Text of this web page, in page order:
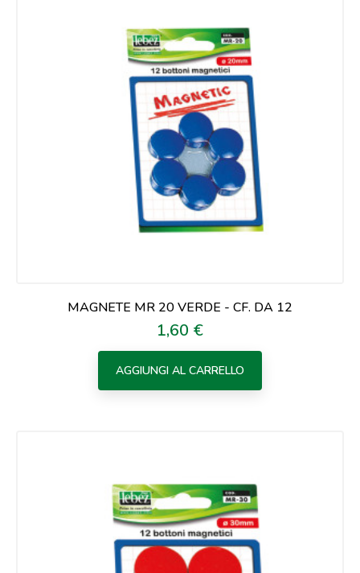
MAGNETE MR 20 VERDE - CF. DA 12
Prezzo
1,60 €
AGGIUNGI AL CARRELLO